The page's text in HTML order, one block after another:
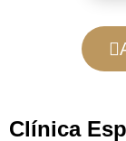
Clínica